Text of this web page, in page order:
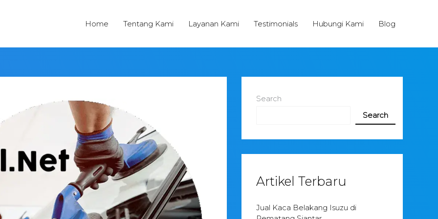
Home Tentang Kami Layanan Kami Testimonials Hubungi Kami Blog
Search
Search
Artikel Terbaru
Jual Kaca Belakang Isuzu di